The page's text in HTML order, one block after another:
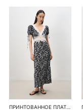
ПРИНТОВАННОЕ ПЛАТЬЕ С ДЕКОРОМ ИЗ КРУЖЕВА